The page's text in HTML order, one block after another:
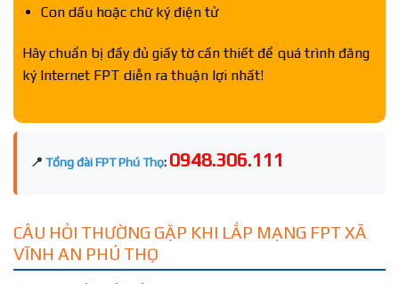
Con dấu hoặc chữ ký điện tử
Hãy chuẩn bị đầy đủ giấy tờ cần thiết để quá trình đăng
ký Internet FPT diễn ra thuận lợi nhất!
📍 Tổng đài FPT Phú Thọ: 0948.306.111
CÂU HỎI THƯỜNG GẶP KHI LẮP MẠNG FPT XÃ
VĨNH AN PHÚ THỌ